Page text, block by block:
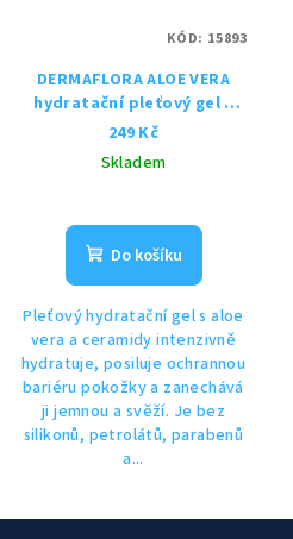
DERMAFLORA ALOE VERA
hydratační pleťový gel s
CERAMIDY
249 Kč
Skladem
Do košíku
Pleťový hydratační gel s aloe
vera a ceramidy intenzivně
hydratuje, posiluje ochrannou
bariéru pokožky a zanechává
ji jemnou a svěží. Je bez
silikonů, petrolátů, parabenů
a...
KÓD: 15893